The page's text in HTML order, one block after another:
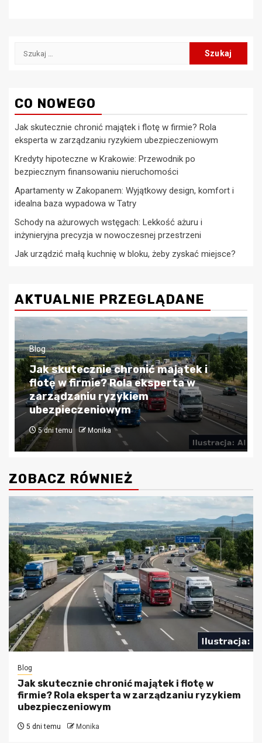
Szukaj:
CO NOWEGO
Jak skutecznie chronić majątek i flotę w firmie? Rola
eksperta w zarządzaniu ryzykiem ubezpieczeniowym
Kredyty hipoteczne w Krakowie: Przewodnik po
bezpiecznym finansowaniu nieruchomości
Apartamenty w Zakopanem: Wyjątkowy design, komfort i
idealna baza wypadowa w Tatry
Schody na ażurowych wstęgach: Lekkość ażuru i
inżynieryjna precyzja w nowoczesnej przestrzeni
Jak urządzić małą kuchnię w bloku, żeby zyskać miejsce?
AKTUALNIE PRZEGLĄDANE
Blog
Kredyty hipoteczne w Krakowie:
Przewodnik po bezpiecznym
finansowaniu nieruchomości
4 tygodnie temu Monika
ZOBACZ RÓWNIEŻ
Blog
Jak skutecznie chronić majątek i flotę w
firmie? Rola eksperta w zarządzaniu ryzykiem
ubezpieczeniowym
5 dni temu Monika